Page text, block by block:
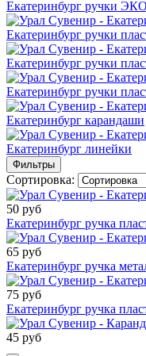
Екатеринбург ручки ЭКО
Екатеринбург ручки
Екатеринбург ручки
Екатеринбург ручки
Екатеринбург карандаши
Екатеринбург линейки
Фильтры
Сортировка:
50 руб
Екатеринбург ручка
65 руб
Екатеринбург ручка
75 руб
Екатеринбург ручка
45 руб